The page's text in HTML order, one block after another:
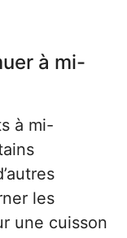
à mi-
à mi-
les
une cuisson